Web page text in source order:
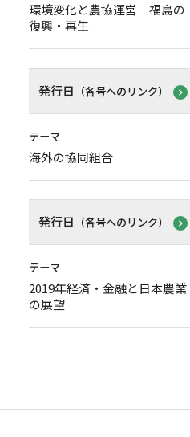
環境変化と農協運営 福島の
復興・再生
発行日 （各号へのリンク）
テーマ
海外の協同組合
発行日 （各号へのリンク）
テーマ
2019年経済・金融と日本農業
の展望